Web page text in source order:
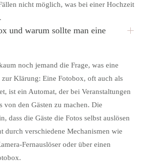
nicht möglich, was bei einer Hochzeit
und warum sollte man eine
noch jemand die Frage, was eine
Klärung: Eine Fotobox, oft auch als
ist ein Automat, der bei Veranstaltungen
von den Gästen zu machen. Die
dass die Gäste die Fotos selbst auslösen
durch verschiedene Mechanismen wie
Fernauslöser oder über einen